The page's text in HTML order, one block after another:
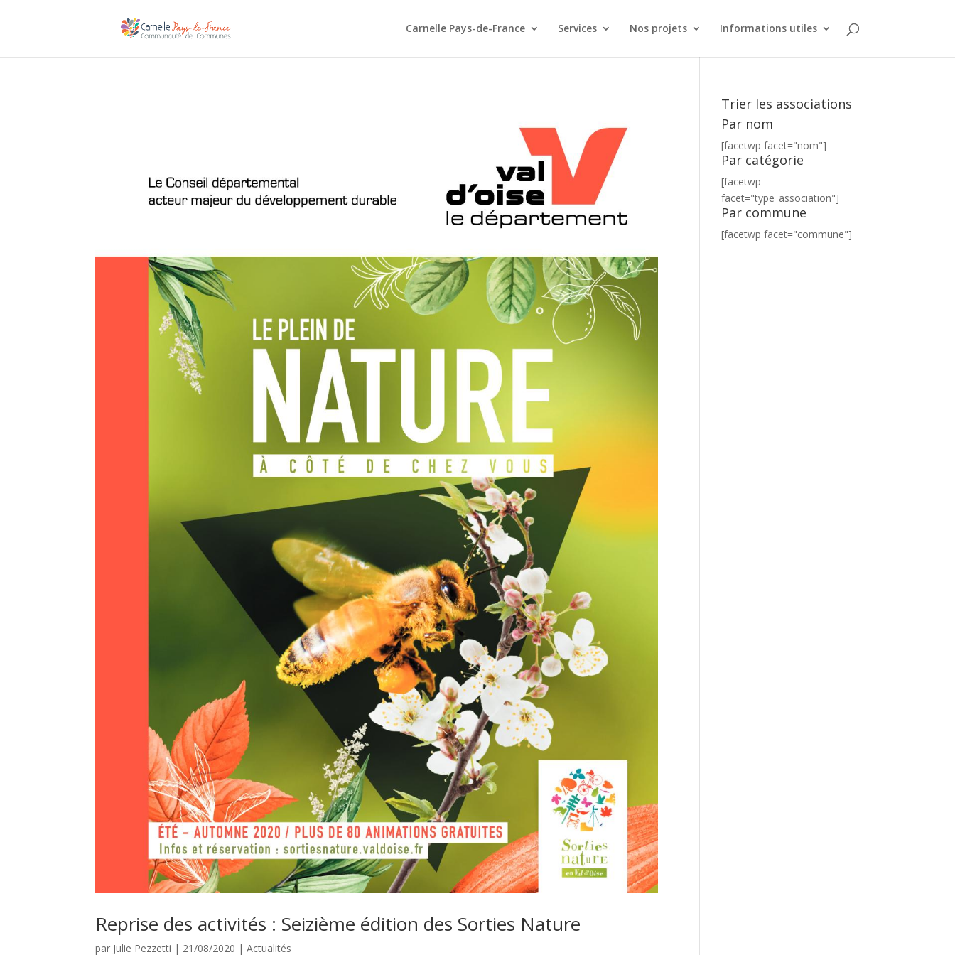
Carnelle Pays-de-France Services Nos projets Informations utiles
Reprise des activités : Seizième édition des Sorties Nature
par Julie Pezzetti | 21/08/2020 |Actualités
Trier les associations
Par nom
[facetwp facet="nom"]
Par catégorie
[facetwp
facet="type_association"]
Par commune
[facetwp facet="commune"]